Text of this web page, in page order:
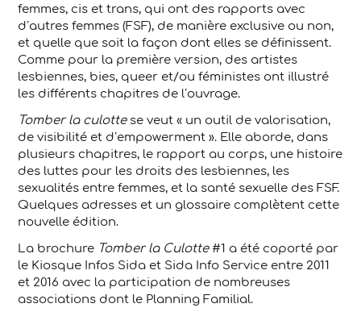
femmes, cis et trans, qui ont des rapports avec
d’autres femmes (FSF), de manière exclusive ou non,
et quelle que soit la façon dont elles se définissent.
Comme pour la première version, des artistes
lesbiennes, bies, queer et/ou féministes ont illustré
les différents chapitres de l’ouvrage.
Tomber la culottese veut « un outil de valorisation,
de visibilité et d’empowerment ». Elle aborde, dans
plusieurs chapitres, le rapport au corps, une histoire
des luttes pour les droits des lesbiennes, les
sexualités entre femmes, et la santé sexuelle des FSF.
Quelques adresses et un glossaire complètent cette
nouvelle édition.
La brochure Tomber la Culotte#1 a été coporté par
le Kiosque Infos Sida et Sida Info Service entre 2011
et 2016 avec la participation de nombreuses
associations dont le Planning Familial.